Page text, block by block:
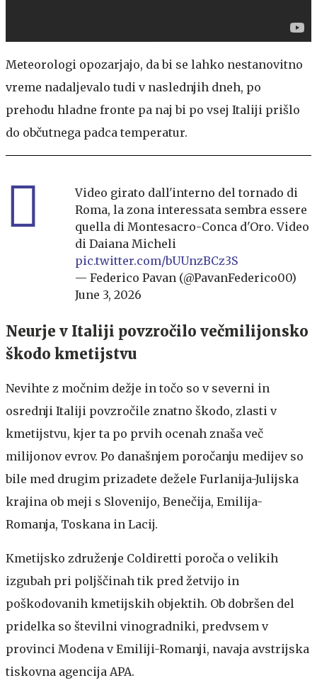
Meteorologi opozarjajo, da bi se lahko nestanovitno
vreme nadaljevalo tudi v naslednjih dneh, po
prehodu hladne fronte pa naj bi po vsej Italiji prišlo
do občutnega padca temperatur.
Video girato dall'interno del tornado di
Roma, la zona interessata sembra essere
quella di Montesacro-Conca d'Oro. Video
di Daiana Micheli
pic.twitter.com/bUUnzBCz3S
— Federico Pavan (@PavanFederico00)
June 3, 2026
Neurje v Italiji povzročilo večmilijonsko
škodo kmetijstvu
Nevihte z močnim dežje in točo so v severni in
osrednji Italiji povzročile znatno škodo, zlasti v
kmetijstvu, kjer ta po prvih ocenah znaša več
milijonov evrov. Po današnjem poročanju medijev so
bile med drugim prizadete dežele Furlanija-Julijska
krajina ob meji s Slovenijo, Benečija, Emilija-
Romanja, Toskana in Lacij.
Kmetijsko združenje Coldiretti poroča o velikih
izgubah pri poljščinah tik pred žetvijo in
poškodovanih kmetijskih objektih. Ob dobršen del
pridelka so številni vinogradniki, predvsem v
provinci Modena v Emiliji-Romanji, navaja avstrijska
tiskovna agencija APA.